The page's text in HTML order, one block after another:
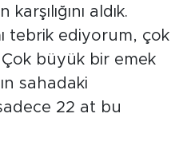
aldık.
tebrik ediyorum, çok
Çok büyük bir emek
sahadaki
22 at bu